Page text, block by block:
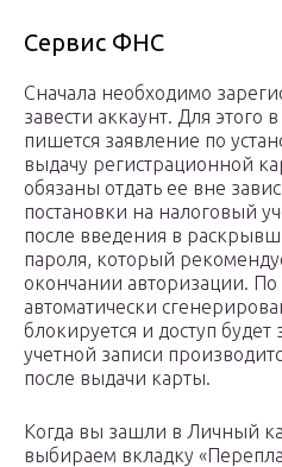
Сервис ФНС
Сначала необходимо
завести аккаунт. Для
пишется заявление по
выдачу регистрационной
обязаны отдать ее вне
постановки на налоговый
после введения в
пароля, который
окончании авторизации.
автоматически
блокируется и доступ
учетной записи
после выдачи карты.
Когда вы зашли в Личный
выбираем вкладку